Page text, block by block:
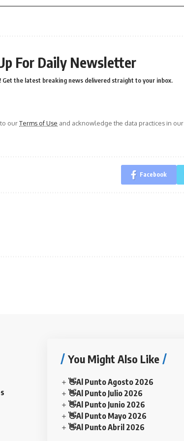
For Daily Newsletter
Get the latest breaking news delivered straight to your inbox.
ourTerms of Use and acknowledge the data practices in our
Facebook
You Might Also Like
👋Al Punto Agosto 2026
👋Al Punto Julio 2026
👋Al Punto Junio 2026
👋Al Punto Mayo 2026
👋Al Punto Abril 2026